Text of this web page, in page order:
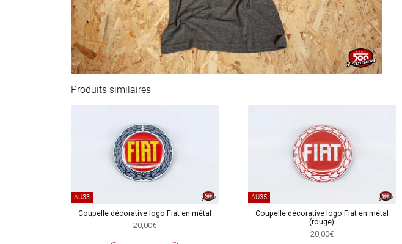
Produits similaires
AU33
Coupelle décorative logo Fiat en métal
20,00€
AU35
Coupelle décorative logo Fiat en métal
(rouge)
20,00€